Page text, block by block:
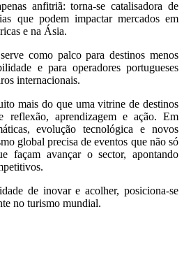
anfitriã: torna‑se catalisadora de
que podem impactar mercados em
e na Ásia.
como palco para destinos menos
e para operadores portugueses
internacionais.
mais do que uma vitrine de destinos
reflexão, aprendizagem e ação. Em
evolução tecnológica e novos
global precisa de eventos que não só
façam avançar o sector, apontando
de inovar e acolher, posiciona‑se
no turismo mundial.